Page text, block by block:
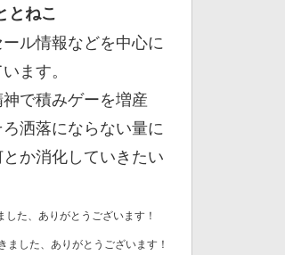
とねこ
ル情報などを中心に
ます。
で積みゲーを増産
洒落にならない量に
か消化していきたい
た、ありがとうございます！
ました、ありがとうございます！